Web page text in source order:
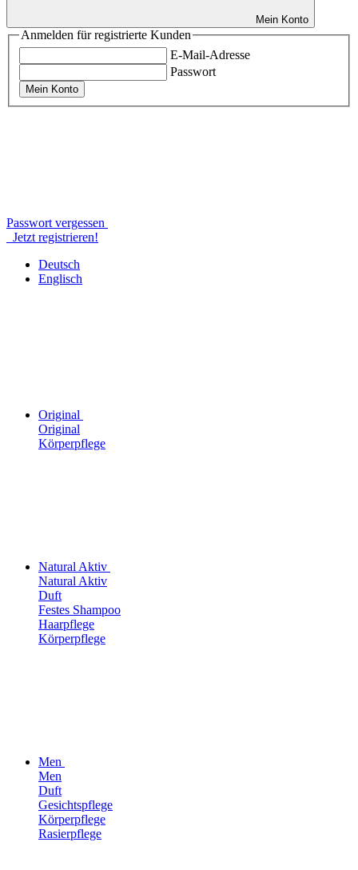
Mein Konto
Anmelden für registrierte Kunden
E-Mail-Adresse
Passwort
Mein Konto
Passwort vergessen
Jetzt registrieren!
Deutsch
Englisch
Original
Original
Körperpflege
Natural Aktiv
Natural Aktiv
Duft
Festes Shampoo
Haarpflege
Körperpflege
Men
Men
Duft
Gesichtspflege
Körperpflege
Rasierpflege